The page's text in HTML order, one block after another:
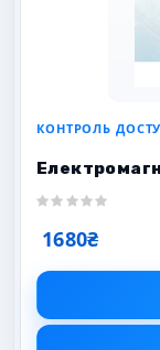
КОНТРОЛЬ
1680₴